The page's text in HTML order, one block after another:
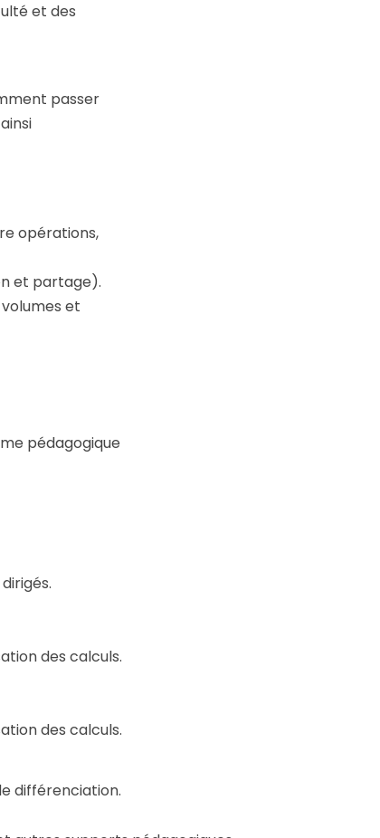
et des
passer
opérations,
et partage).
et
pédagogique
des calculs.
des calculs.
différenciation.